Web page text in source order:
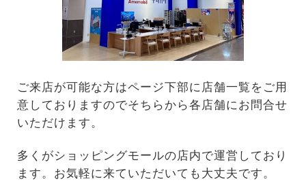
ご来店が可能な方はページ下部に店舗一覧をご用
意しておりますのでそちらから各店舗にお問合せ
いただけます。
多くがショッピングモールの店内で運営しており
ます。お気軽に来ていただいても大丈夫です。